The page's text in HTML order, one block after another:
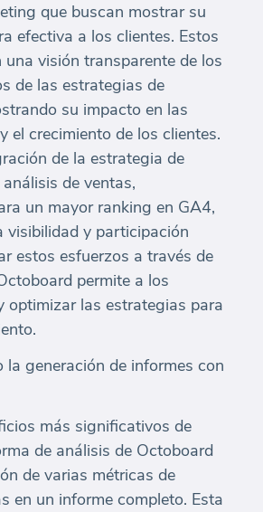
que buscan mostrar su
efectiva a los clientes. Estos
una visión transparente de los
de las estrategias de
su impacto en las
el crecimiento de los clientes.
de la estrategia de
de ventas,
un mayor ranking en GA4,
visibilidad y participación
estos esfuerzos a través de
permite a los
optimizar las estrategias para
la generación de informes con
más significativos de
de análisis de Octoboard
de varias métricas de
en un informe completo. Esta